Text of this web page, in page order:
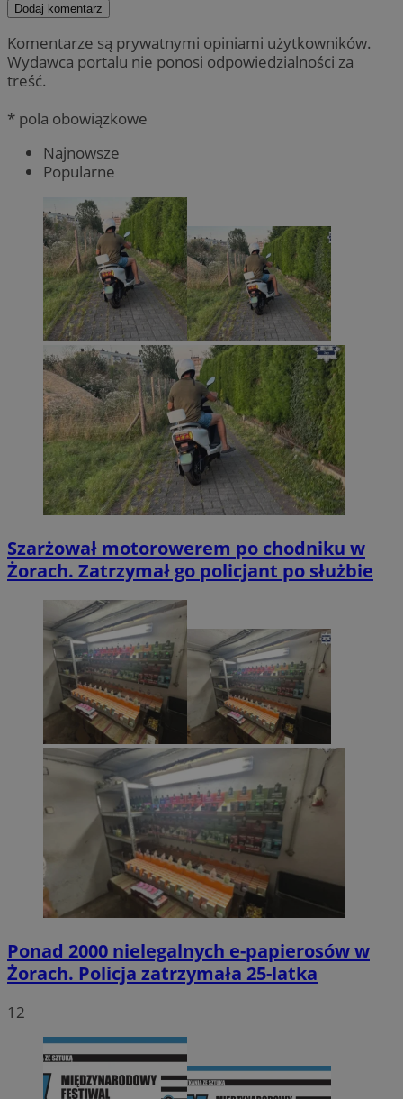
Dodaj komentarz
Komentarze są prywatnymi opiniami użytkowników.
Wydawca portalu nie ponosi odpowiedzialności za
treść.
* pola obowiązkowe
Najnowsze
Popularne
Szarżował motorowerem po chodniku w
Żorach. Zatrzymał go policjant po służbie
Ponad 2000 nielegalnych e-papierosów w
Żorach. Policja zatrzymała 25-latka
12